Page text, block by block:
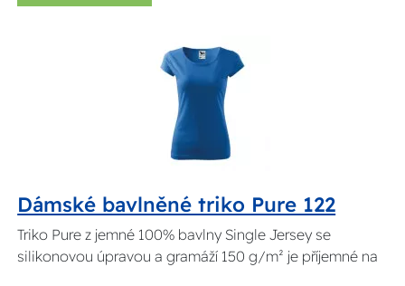
Dámské bavlněné triko Pure 122
Triko Pure z jemné 100% bavlny Single Jersey se
silikonovou úpravou a gramáží 150 g/m² je příjemné na